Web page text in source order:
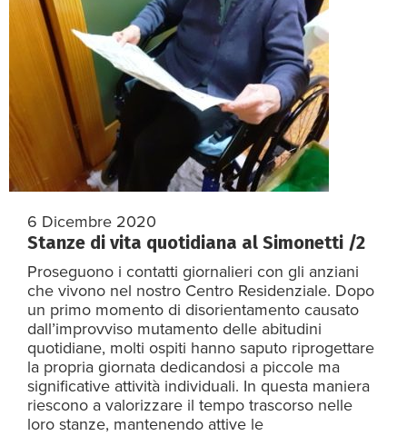
6 Dicembre 2020
Stanze di vita quotidiana al Simonetti /2
Proseguono i contatti giornalieri con gli anziani
che vivono nel nostro Centro Residenziale. Dopo
un primo momento di disorientamento causato
dall’improvviso mutamento delle abitudini
quotidiane, molti ospiti hanno saputo riprogettare
la propria giornata dedicandosi a piccole ma
significative attività individuali. In questa maniera
riescono a valorizzare il tempo trascorso nelle
loro stanze, mantenendo attive le